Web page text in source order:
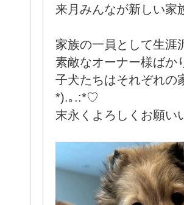
来月みんなが新しい家
家族の一員として生涯
素敵なオーナー様ばか
子犬たちはそれぞれの
*).｡.:*♡
末永くよろしくお願い